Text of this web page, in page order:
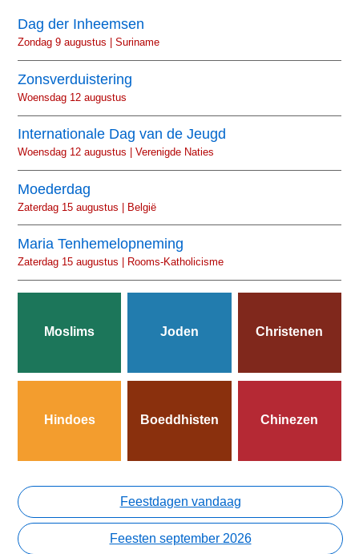
Dag der Inheemsen
Zondag 9 augustus | Suriname
Zonsverduistering
Woensdag 12 augustus
Internationale Dag van de Jeugd
Woensdag 12 augustus | Verenigde Naties
Moederdag
Zaterdag 15 augustus | België
Maria Tenhemelopneming
Zaterdag 15 augustus | Rooms-Katholicisme
Moslims Joden Christenen
Hindoes Boeddhisten Chinezen
Feestdagen vandaag
Feesten september 2026